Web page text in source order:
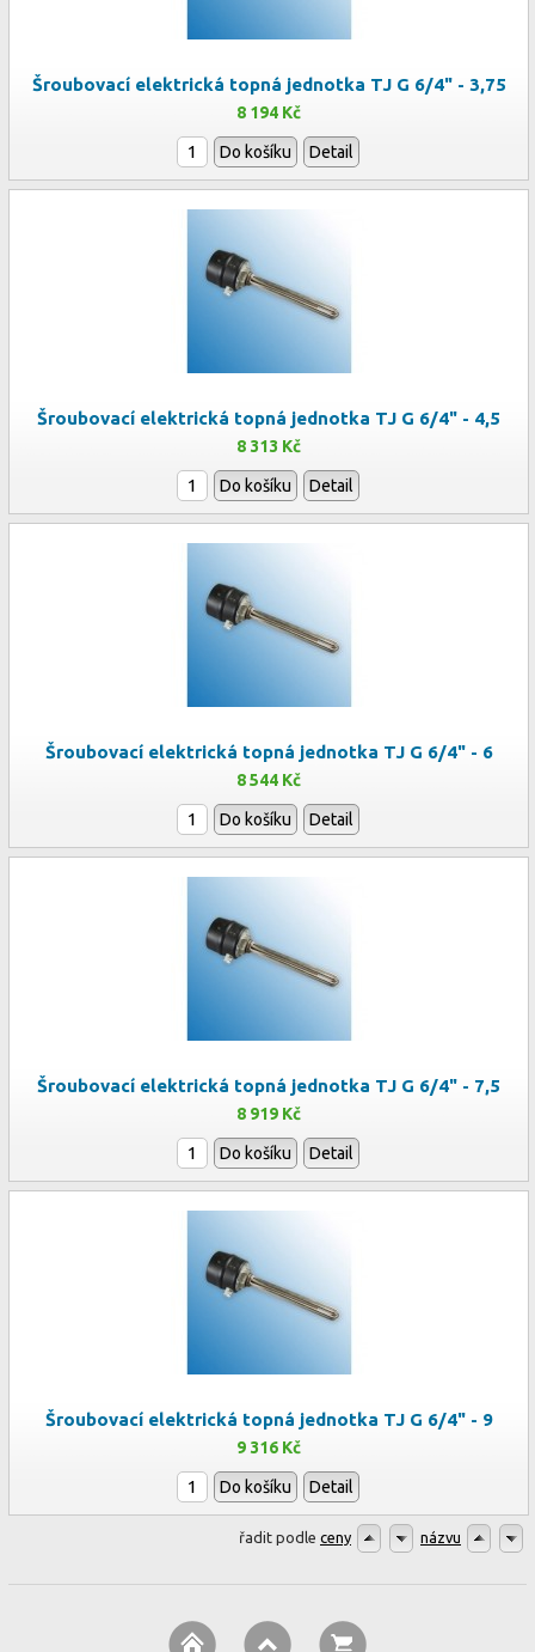
Šroubovací elektrická topná jednotka TJ G 6/4" - 3,75
8 194 Kč
Do košíku Detail
Šroubovací elektrická topná jednotka TJ G 6/4" - 4,5
8 313 Kč
Do košíku Detail
Šroubovací elektrická topná jednotka TJ G 6/4" - 6
8 544 Kč
Do košíku Detail
Šroubovací elektrická topná jednotka TJ G 6/4" - 7,5
8 919 Kč
Do košíku Detail
Šroubovací elektrická topná jednotka TJ G 6/4" - 9
9 316 Kč
Do košíku Detail
řadit podle ceny názvu